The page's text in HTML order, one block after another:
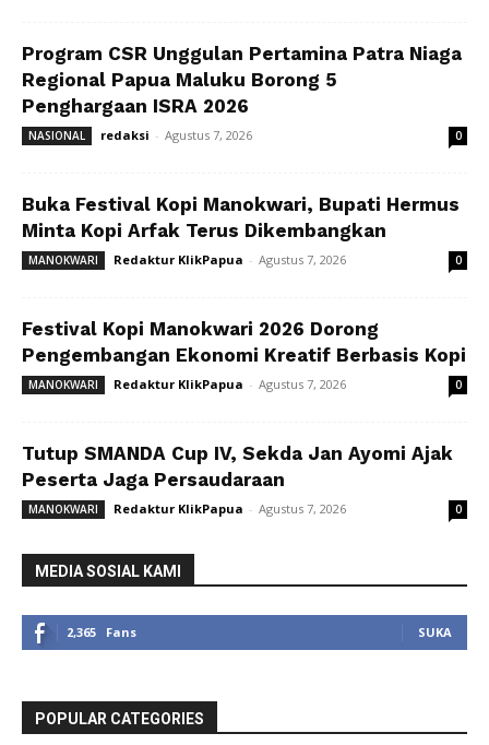
Program CSR Unggulan Pertamina Patra Niaga
Regional Papua Maluku Borong 5
Penghargaan ISRA 2026
NASIONAL redaksi - Agustus 7, 2026 0
Buka Festival Kopi Manokwari, Bupati Hermus
Minta Kopi Arfak Terus Dikembangkan
MANOKWARI Redaktur KlikPapua - Agustus 7, 2026 0
Festival Kopi Manokwari 2026 Dorong
Pengembangan Ekonomi Kreatif Berbasis Kopi
MANOKWARI Redaktur KlikPapua - Agustus 7, 2026 0
Tutup SMANDA Cup IV, Sekda Jan Ayomi Ajak
Peserta Jaga Persaudaraan
MANOKWARI Redaktur KlikPapua - Agustus 7, 2026 0
MEDIA SOSIAL KAMI
2,365 Fans SUKA
POPULAR CATEGORIES